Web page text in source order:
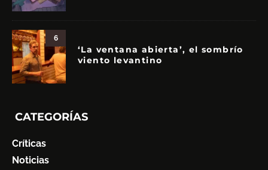
6
‘La ventana abierta’, el sombrío
viento levantino
CATEGORÍAS
Críticas
Noticias